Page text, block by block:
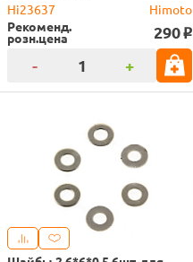
Hi23637
Himoto
Рекоменд.
розн.цена 290 o
- +